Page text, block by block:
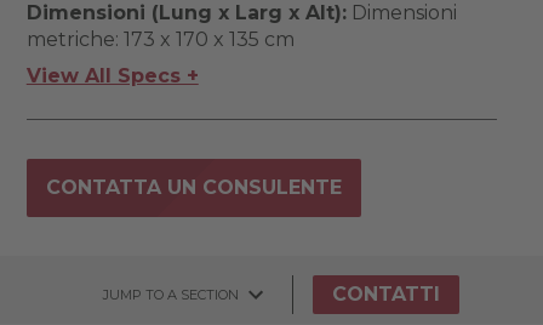
Dimensioni (Lung x Larg x Alt):Dimensioni
metriche: 173 x 170 x 135 cm
View All Specs +
CONTATTA UN CONSULENTE
JUMP TO A SECTION CONTATTI